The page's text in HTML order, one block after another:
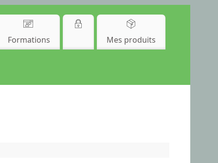
Formations Mes produits